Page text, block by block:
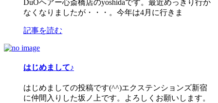
DuOヘアー心斎橋店のyoshidaです。最近めっきり行か
なくなりましたが・・・。今年は4月に行きま
記事を読む
はじめまして♪
はじめましての投稿です(^^)エクステンションズ新宿
に仲間入りした坂ノ上です。よろしくお願いします。